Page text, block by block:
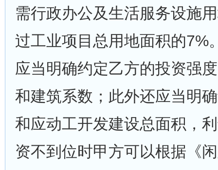
需行政办公及生活服务设施
过工业项目总用地面积的7%
应当明确约定乙方的投资强
和建筑系数；此外还应当明
和应动工开发建设总面积，
资不到位时甲方可以根据《